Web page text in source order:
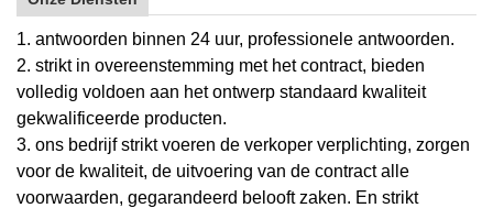
1. antwoorden binnen 24 uur, professionele antwoorden.
2. strikt in overeenstemming met het contract, bieden
volledig voldoen aan het ontwerp standaard kwaliteit
gekwalificeerde producten.
3. ons bedrijf strikt voeren de verkoper verplichting, zorgen
voor de kwaliteit, de uitvoering van de contract alle
voorwaarden, gegarandeerd belooft zaken. En strikt